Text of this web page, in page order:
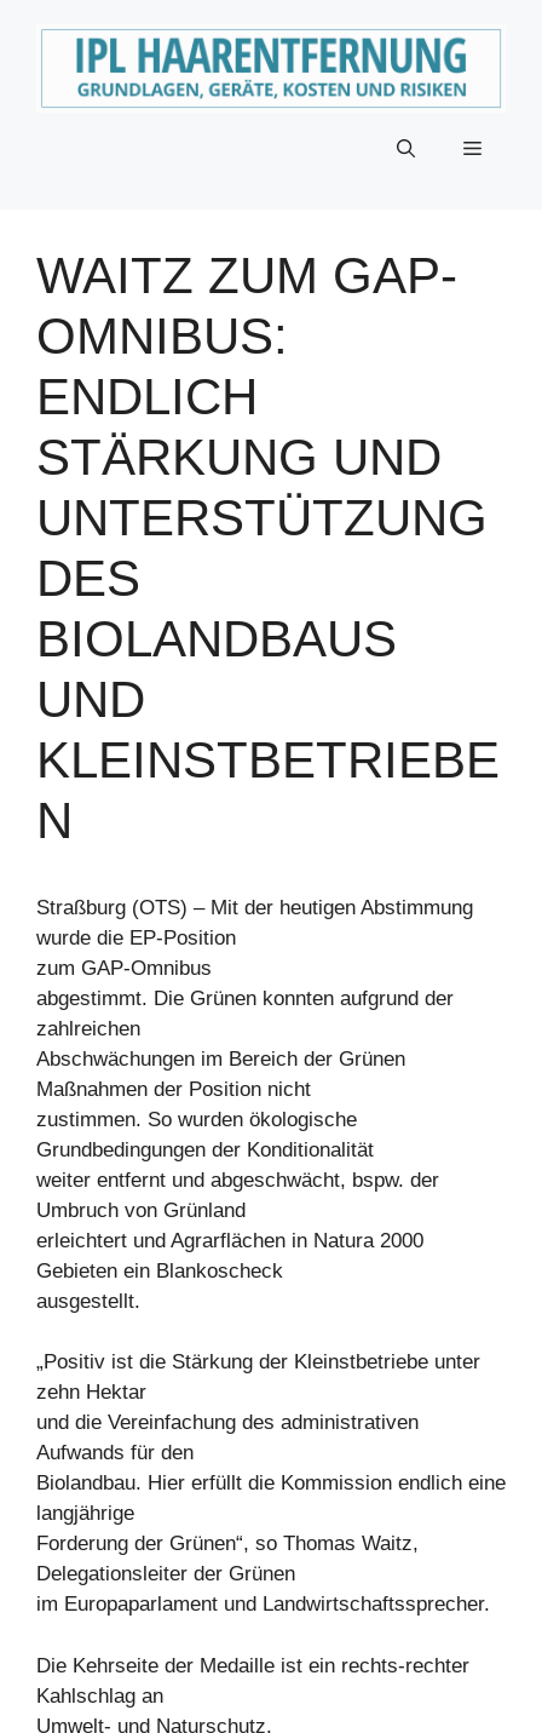
Menü
WAITZ ZUM GAP-
OMNIBUS:
ENDLICH
STÄRKUNG UND
UNTERSTÜTZUNG
DES
BIOLANDBAUS
UND
KLEINSTBETRIEBE
N
Straßburg (OTS) – Mit der heutigen Abstimmung
wurde die EP-Position
zum GAP-Omnibus
abgestimmt. Die Grünen konnten aufgrund der
zahlreichen
Abschwächungen im Bereich der Grünen
Maßnahmen der Position nicht
zustimmen. So wurden ökologische
Grundbedingungen der Konditionalität
weiter entfernt und abgeschwächt, bspw. der
Umbruch von Grünland
erleichtert und Agrarflächen in Natura 2000
Gebieten ein Blankoscheck
ausgestellt.
„Positiv ist die Stärkung der Kleinstbetriebe unter
zehn Hektar
und die Vereinfachung des administrativen
Aufwands für den
Biolandbau. Hier erfüllt die Kommission endlich eine
langjährige
Forderung der Grünen“, so Thomas Waitz,
Delegationsleiter der Grünen
im Europaparlament und Landwirtschaftssprecher.
Die Kehrseite der Medaille ist ein rechts-rechter
Kahlschlag an
Umwelt- und Naturschutz.